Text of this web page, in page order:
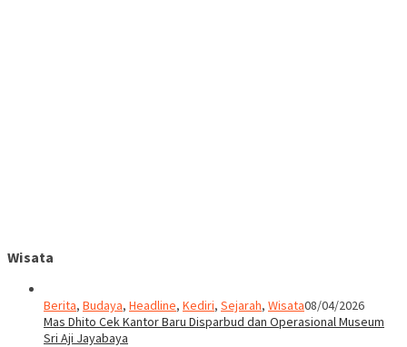
Wisata
Berita, Budaya, Headline, Kediri, Sejarah, Wisata08/04/2026
Mas Dhito Cek Kantor Baru Disparbud dan Operasional Museum
Sri Aji Jayabaya